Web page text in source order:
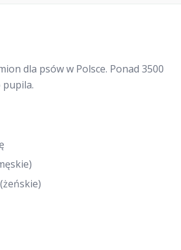
dla psów w Polsce. Ponad 3500